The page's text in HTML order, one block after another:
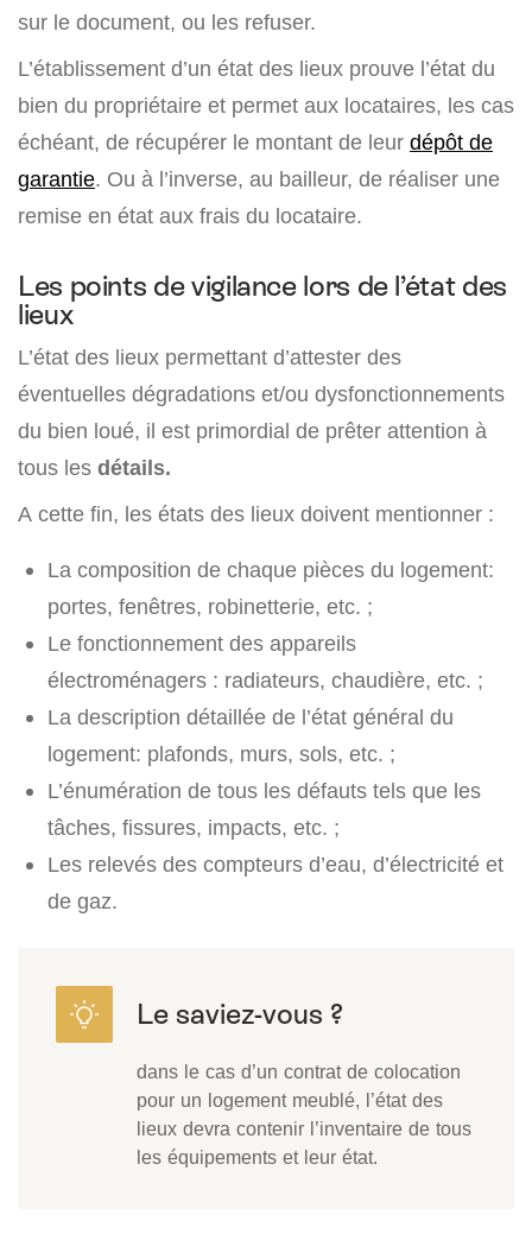
sur le document, ou les refuser.
L’établissement d’un état des lieux prouve l’état du
bien du propriétaire et permet aux locataires, les cas
échéant, de récupérer le montant de leur dépôt de
garantie. Ou à l’inverse, au bailleur, de réaliser une
remise en état aux frais du locataire.
Les points de vigilance lors de l’état des
lieux
L’état des lieux permettant d’attester des
éventuelles dégradations et/ou dysfonctionnements
du bien loué, il est primordial de prêter attention à
tous les détails.
A cette fin, les états des lieux doivent mentionner :
La composition de chaque pièces du logement:
portes, fenêtres, robinetterie, etc. ;
Le fonctionnement des appareils
électroménagers : radiateurs, chaudière, etc. ;
La description détaillée de l’état général du
logement: plafonds, murs, sols, etc. ;
L’énumération de tous les défauts tels que les
tâches, fissures, impacts, etc. ;
Les relevés des compteurs d’eau, d’électricité et
de gaz.
dans le cas d’un contrat de colocation
pour un logement meublé, l’état des
lieux devra contenir l’inventaire de tous
les équipements et leur état.